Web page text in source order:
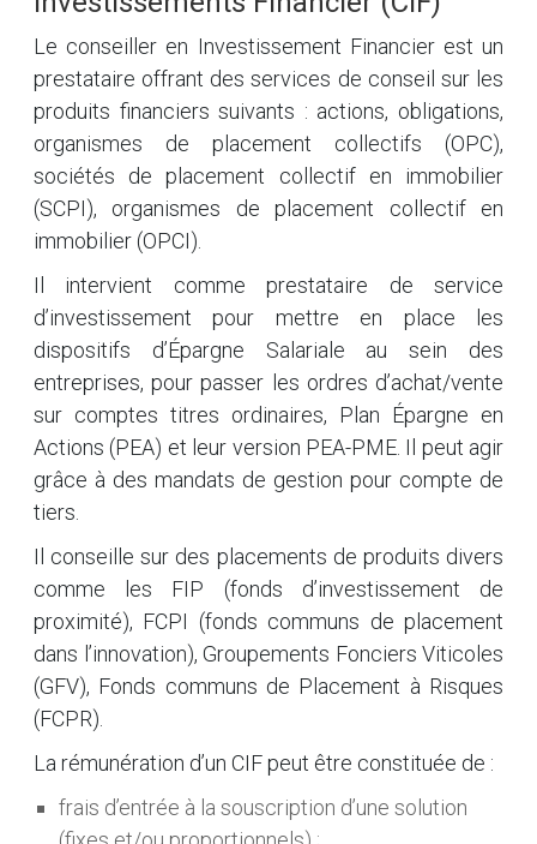
Le conseiller en Investissement Financier est un
prestataire offrant des services de conseil sur les
produits financiers suivants : actions, obligations,
organismes de placement collectifs (OPC),
sociétés de placement collectif en immobilier
(SCPI), organismes de placement collectif en
immobilier (OPCI).
Il intervient comme prestataire de service
d’investissement pour mettre en place les
dispositifs d’Épargne Salariale au sein des
entreprises, pour passer les ordres d’achat/vente
sur comptes titres ordinaires, Plan Épargne en
Actions (PEA) et leur version PEA-PME. Il peut agir
grâce à des mandats de gestion pour compte de
tiers.
Il conseille sur des placements de produits divers
comme les FIP (fonds d’investissement de
proximité), FCPI (fonds communs de placement
dans l’innovation), Groupements Fonciers Viticoles
(GFV), Fonds communs de Placement à Risques
(FCPR).
La rémunération d’un CIF peut être constituée de :
frais d’entrée à la souscription d’une solution